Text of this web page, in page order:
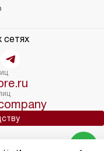
сетях